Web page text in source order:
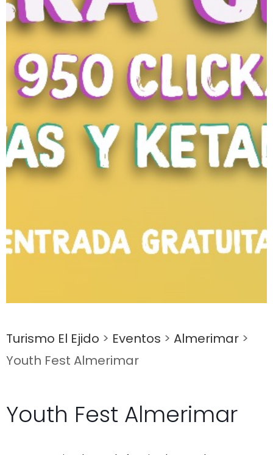
Turismo El Ejido > Eventos > Almerimar >
Youth Fest Almerimar
Youth Fest Almerimar